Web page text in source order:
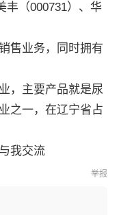
丰（000731）、华
售业务，同时拥有
，主要产品就是尿
之一，在辽宁省占
我交流
举报